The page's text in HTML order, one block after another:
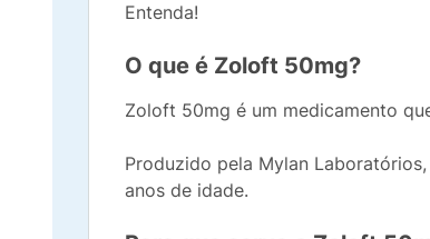
Entenda!
O que é Zoloft 50mg?
Zoloft 50mg é um medicamento
Produzido pela Mylan
anos de idade.